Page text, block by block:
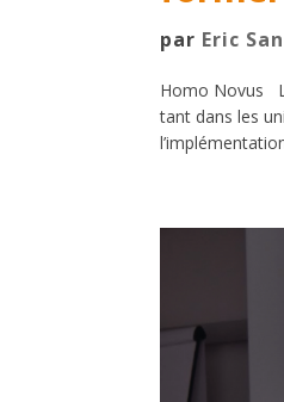
par Eric
Homo Novus
tant dans les